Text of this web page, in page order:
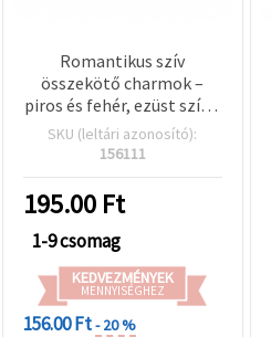
Romantikus szív
összekötő charmok –
piros és fehér, ezüst színű
fém, 22x11x2 mm, furat 2
mm – 2 db, ünnepi DIY
SKU (leltári azonosító):
156111
195.00 Ft
1-9 csomag
KEDVEZMÉNYEK
MENNYISÉGHEZ
156.00 Ft- 20 %